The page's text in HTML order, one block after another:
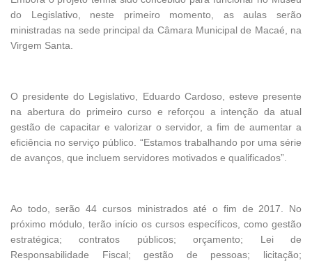
do Legislativo, neste primeiro momento, as aulas serão
ministradas na sede principal da Câmara Municipal de Macaé, na
Virgem Santa.
O presidente do Legislativo, Eduardo Cardoso, esteve presente
na abertura do primeiro curso e reforçou a intenção da atual
gestão de capacitar e valorizar o servidor, a fim de aumentar a
eficiência no serviço público. “Estamos trabalhando por uma série
de avanços, que incluem servidores motivados e qualificados”.
Ao todo, serão 44 cursos ministrados até o fim de 2017. No
próximo módulo, terão início os cursos específicos, como gestão
estratégica; contratos públicos; orçamento; Lei de
Responsabilidade Fiscal; gestão de pessoas; licitação;